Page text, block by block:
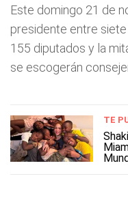
Este domingo 21 de
presidente entre
155 diputados y la
se escogerán
TE